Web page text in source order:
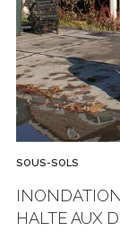
SOUS-SOLS
HALTE AUX